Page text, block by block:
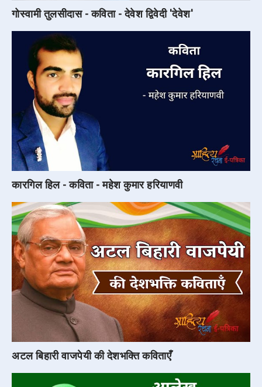
गोस्वामी तुलसीदास - कविता - देवेश द्विवेदी 'देवेश'
कारगिल हिल - कविता - महेश कुमार हरियाणवी
अटल बिहारी वाजपेयी की देशभक्ति कविताएँ